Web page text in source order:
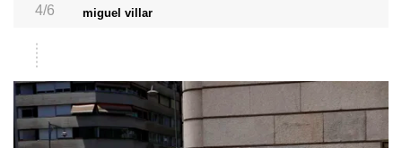
4/6 miguel villar